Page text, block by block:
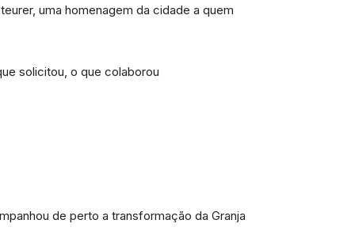
uma homenagem da cidade a quem
solicitou, o que colaborou
de perto a transformação da Granja